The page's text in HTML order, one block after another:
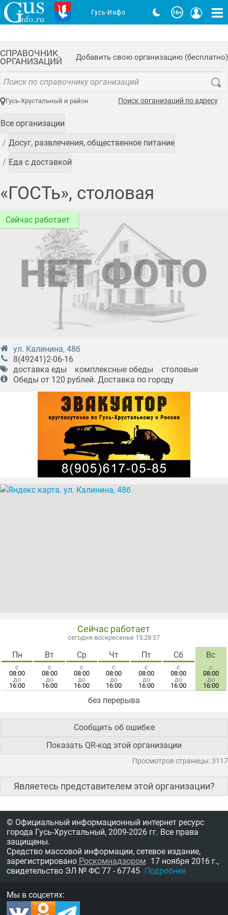
СПРАВОЧНИК
ОРГАНИЗАЦИЙ
Добавить свою организацию (бесплатно)
Гусь-Хрустальный и район Поиск организаций по адресу
Все организации
Досуг, развлечения, общественное питание
Еда с доставкой
«ГОСТь», столовая
Сейчас работает
ул. Калинина, 48б
8(49241)2-06-16
доставка еды
комплексные обеды
столовые
Обеды от 120 рублей. Доставка по городу
Сейчас работает
сегодня воскресенье 15:28:57
Пн
с
08:00
до
16:00
Вт
с
08:00
до
16:00
Ср
с
08:00
до
16:00
Чт
с
08:00
до
16:00
Пт
с
08:00
до
16:00
Сб
с
08:00
до
16:00
Вс
с
08:00
до
16:00
без перерыва
Сообщить об ошибке
Показать QR-код этой организации
Просмотров страницы: 3117
Являетесь представителем этой организации?
Гусь-Инфо
© Официальный информационный интернет ресурс
города Гусь-Хрустальный, 2009-2026 гг. Все права
защищены.
Средство массовой информации, сетевое издание,
зарегистрировано Роскомнадзором 17 ноября 2016 г.,
свидетельство ЭЛ № ФС 77 - 67745 Подробнее
Мы в соцсетях: